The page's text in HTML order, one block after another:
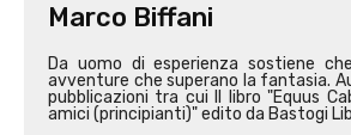
Marco Biffani
Da uomo di esperienza sostiene
avventure che superano la fantasia.
pubblicazioni tra cui Il libro "Equus
amici (principianti)" edito da Bastogi